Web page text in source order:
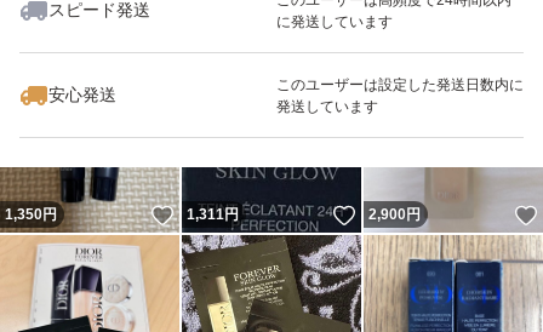
スピード発送
に発送しています
安心発送
このユーザーは設定した発送日数内に
発送しています
いいね！
1,487
1,350円 いいね！
1,311円 いいね！
2,900円